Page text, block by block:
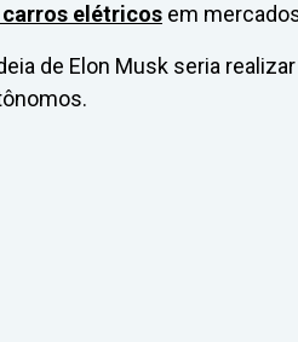
carros elétricos em
de Elon Musk seria